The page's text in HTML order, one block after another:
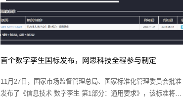
首个数字孪生国标发布，网思科技全程参与制定
11月27日，国家市场监督管理总局、国家标准化管理委员会批准
发布了《信息技术 数字孪生 第1部分：通用要求》，该标准将于